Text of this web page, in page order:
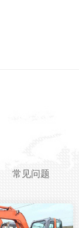
常见问题